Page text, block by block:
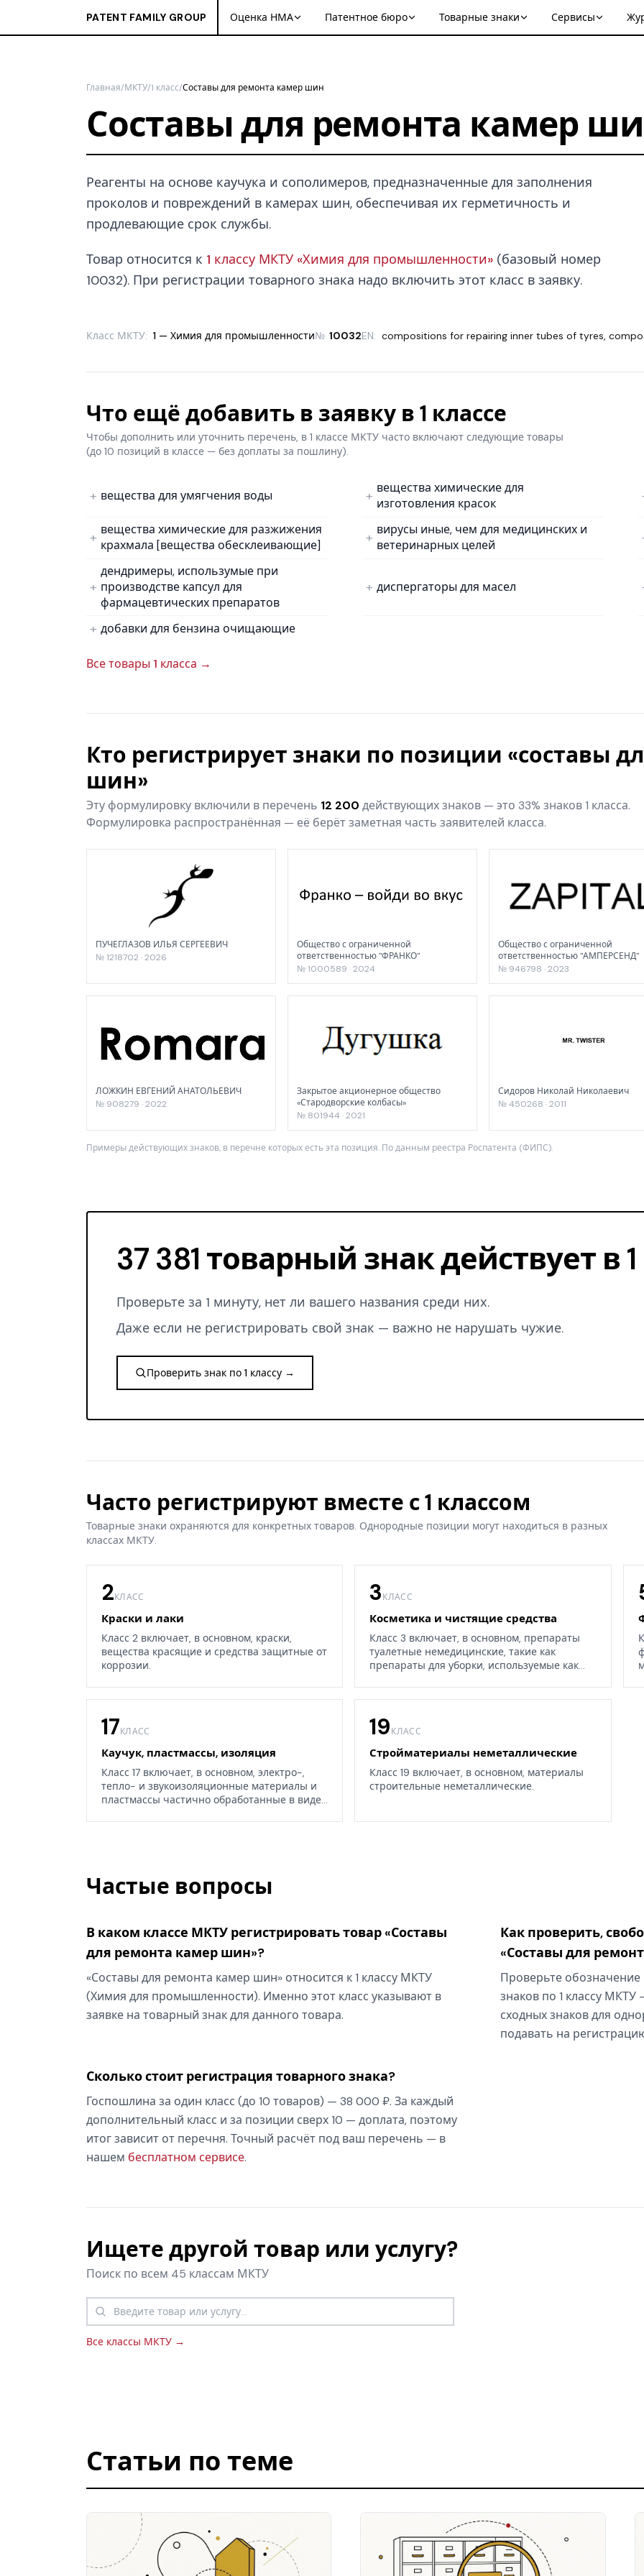
PATENT FAMILY GROUP Оценка НМА Патентное бюро Товарные знаки Сервисы
Главная/МКТУ/1 класс/Составы для ремонта камер шин
Составы для ремонта камер
Реагенты на основе каучука и сополимеров, предназначенные для заполнения
проколов и повреждений в камерах шин, обеспечивая их герметичность и
продлевающие срок службы.
Товар относится к 1 классу МКТУ «Химия для промышленности» (базовый номер
10032). При регистрации товарного знака надо включить этот класс в заявку.
Класс МКТУ: 1 — Химия для промышленности№ 10032EN: compositions for repairing inner tubes of tyres,
Что ещё добавить в заявку в 1 классе
Чтобы дополнить или уточнить перечень, в 1 классе МКТУ часто включают следующие товары
(до 10 позиций в классе — без доплаты за пошлину).
вещества для умягчения воды
вещества химические для
изготовления красок
вещества химические для разжижения
крахмала [вещества обесклеивающие]
вирусы иные, чем для медицинских и
ветеринарных целей
дендримеры, использумые при
производстве капсул для
фармацевтических препаратов
диспергаторы для масел
добавки для бензина очищающие
Все товары 1 класса →
Кто регистрирует знаки по позиции «составы
шин»
Эту формулировку включили в перечень 12 200 действующих знаков — это 33% знаков 1 класса.
Формулировка распространённая — её берёт заметная часть заявителей класса.
ПУЧЕГЛАЗОВ ИЛЬЯ СЕРГЕЕВИЧ
№ 1218702 · 2026
Общество с ограниченной
ответственностью "ФРАНКО"
№ 1000589 · 2024
Общество с ограниченной
ответственностью "АМПЕРСЕНД"
№ 946798 · 2023
ЛОЖКИН ЕВГЕНИЙ АНАТОЛЬЕВИЧ
№ 908279 · 2022
Закрытое акционерное общество
«Стародворские колбасы»
№ 801944 · 2021
Сидоров Николай Николаевич
№ 450268 · 2011
Примеры действующих знаков, в перечне которых есть эта позиция. По данным реестра Роспатента (ФИПС).
37 381 товарный знак действует в
Проверьте за 1 минуту, нет ли вашего названия среди них.
Даже если не регистрировать свой знак — важно не нарушать чужие.
Проверить знак по 1 классу →
Часто регистрируют вместе с 1 классом
Товарные знаки охраняются для конкретных товаров. Однородные позиции могут находиться в разных
классах МКТУ.
2КЛАСС
Краски и лаки
Класс 2 включает, в основном, краски,
вещества красящие и средства защитные от
коррозии.
3КЛАСС
Косметика и чистящие средства
Класс 3 включает, в основном, препараты
туалетные немедицинские, такие как
препараты для уборки, используемые как
17КЛАСС
Каучук, пластмассы, изоляция
Класс 17 включает, в основном, электро-,
тепло- и звукоизоляционные материалы и
пластмассы частично обработанные в виде
19КЛАСС
Стройматериалы неметаллические
Класс 19 включает, в основном, материалы
строительные неметаллические.
Частые вопросы
В каком классе МКТУ регистрировать товар «Составы
для ремонта камер шин»?
«Составы для ремонта камер шин» относится к 1 классу МКТУ
(Химия для промышленности). Именно этот класс указывают в
заявке на товарный знак для данного товара.
Как проверить,
«Составы для
Проверьте
знаков по 1 классу МКТУ
сходных знаков для
подавать на
Сколько стоит регистрация товарного знака?
Госпошлина за один класс (до 10 товаров) — 38 000 ₽. За каждый
дополнительный класс и за позиции сверх 10 — доплата, поэтому
итог зависит от перечня. Точный расчёт под ваш перечень — в
нашем бесплатном сервисе.
Ищете другой товар или услугу?
Поиск по всем 45 классам МКТУ
Все классы МКТУ →
Статьи по теме